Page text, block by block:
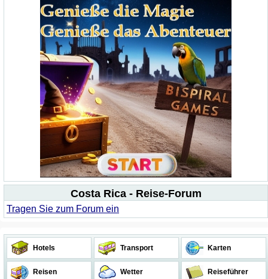
Costa Rica - Reise-Forum
Tragen Sie zum Forum ein
Hotels Transport Karten
Reisen Wetter Reiseführer